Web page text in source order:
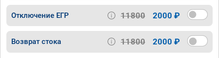
Отключение ЕГР 11800 2000 ₽
Возврат стока 11800 2000 ₽